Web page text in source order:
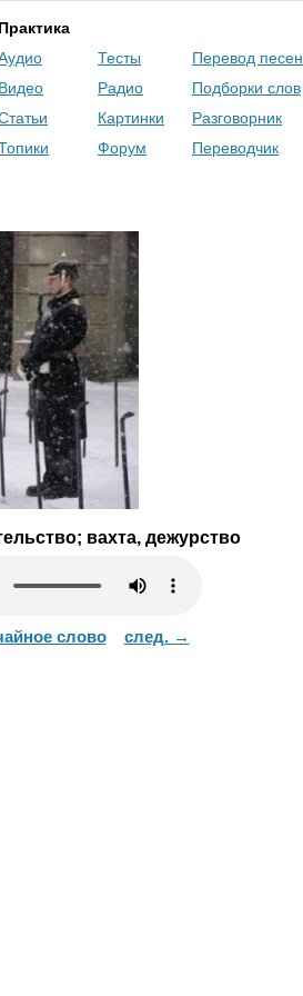
Практика
Видео
Тесты
Радио
Картинки
Форум
Перевод песен
Подборки слов
Разговорник
Переводчик
вахта, дежурство
слово след. →